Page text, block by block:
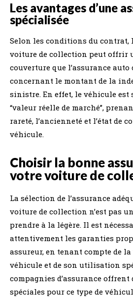
Les avantages d’une
spécialisée
Selon les conditions du contrat,
voiture de collection peut offrir
couverture que l’assurance
concernant le montant de la
sinistre. En effet, le véhicule est
“valeur réelle de marché”,
rareté, l’ancienneté et l’état de
véhicule.
Choisir la bonne
votre voiture de
La sélection de l’assurance
voiture de collection n’est pas
prendre à la légère. Il est
attentivement les garanties
assureur, en tenant compte de
véhicule et de son utilisation
compagnies d’assurance offrent
spéciales pour ce type de